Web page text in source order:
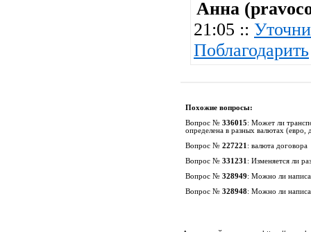
Анна
21:05 ::
Поблагодарить
Похожие вопросы:
Вопрос № 336015: Может ли
определена в разных валютах
Вопрос № 227221 : валюта договора
Вопрос № 331231 : Изменяется ли
Вопрос № 328949: Можно ли
Вопрос № 328948: Можно ли